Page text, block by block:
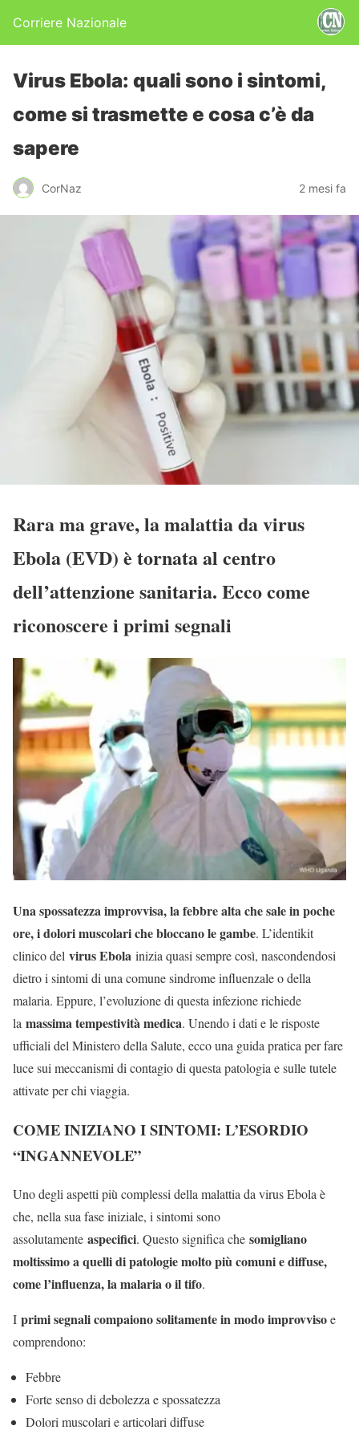
Corriere Nazionale
Virus Ebola: quali sono i sintomi,
come si trasmette e cosa c’è da
sapere
CorNaz 2 mesi fa
Rara ma grave, la malattia da virus
Ebola (EVD) è tornata al centro
dell’attenzione sanitaria. Ecco come
riconoscere i primi segnali
Una spossatezza improvvisa, la febbre alta che sale in poche
ore, i dolori muscolari che bloccano le gambe. L’identikit
clinico del virus Ebola inizia quasi sempre così, nascondendosi
dietro i sintomi di una comune sindrome influenzale o della
malaria. Eppure, l’evoluzione di questa infezione richiede
la massima tempestività medica. Unendo i dati e le risposte
ufficiali del Ministero della Salute, ecco una guida pratica per fare
luce sui meccanismi di contagio di questa patologia e sulle tutele
attivate per chi viaggia.
COME INIZIANO I SINTOMI: L’ESORDIO
“INGANNEVOLE”
Uno degli aspetti più complessi della malattia da virus Ebola è
che, nella sua fase iniziale, i sintomi sono
assolutamente aspecifici. Questo significa che somigliano
moltissimo a quelli di patologie molto più comuni e diffuse,
come l’influenza, la malaria o il tifo.
I primi segnali compaiono solitamente in modo improvvisoe
comprendono:
Febbre
Forte senso di debolezza e spossatezza
Dolori muscolari e articolari diffuse